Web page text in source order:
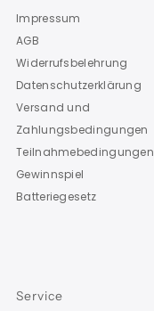
Impressum
AGB
Widerrufsbelehrung
Datenschutzerklärung
Versand und
Zahlungsbedingungen
Teilnahmebedingungen
Gewinnspiel
Batteriegesetz
Service